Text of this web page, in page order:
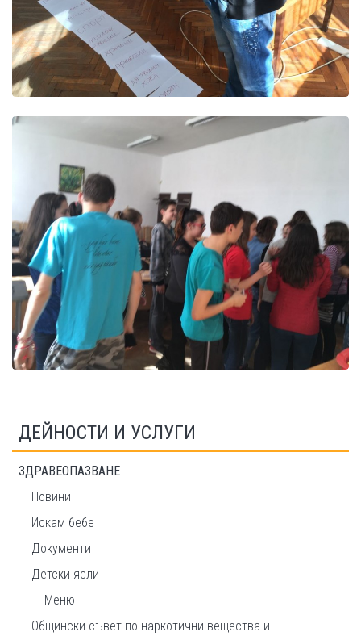
ДЕЙНОСТИ И УСЛУГИ
ЗДРАВЕОПАЗВАНЕ
Новини
Искам бебе
Документи
Детски ясли
Меню
Общински съвет по наркотични вещества и